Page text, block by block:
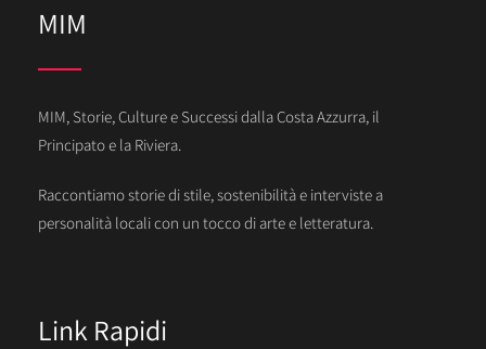
MIM
MIM, Storie, Culture e Successi dalla Costa Azzurra, il
Principato e la Riviera.
Raccontiamo storie di stile, sostenibilità e interviste a
personalità locali con un tocco di arte e letteratura.
Link Rapidi